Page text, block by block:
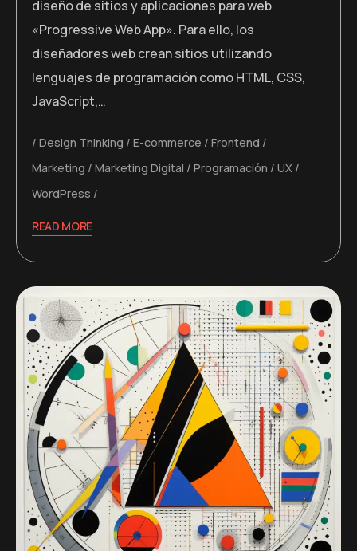
diseño de sitios y aplicaciones para web
«Progressive Web App». Para ello, los
diseñadores web crean sitios utilizando
lenguajes de programación como HTML, CSS,
JavaScript,…
Design Thinking E-commerce
Frontend
Marketing
Marketing Digital Programación
UX
WordPress
READ MORE